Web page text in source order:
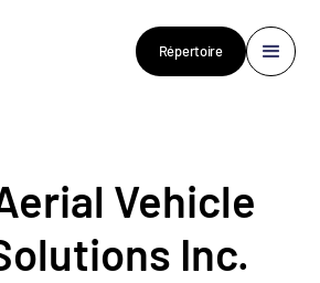
Répertoire
Vehicle
Inc.